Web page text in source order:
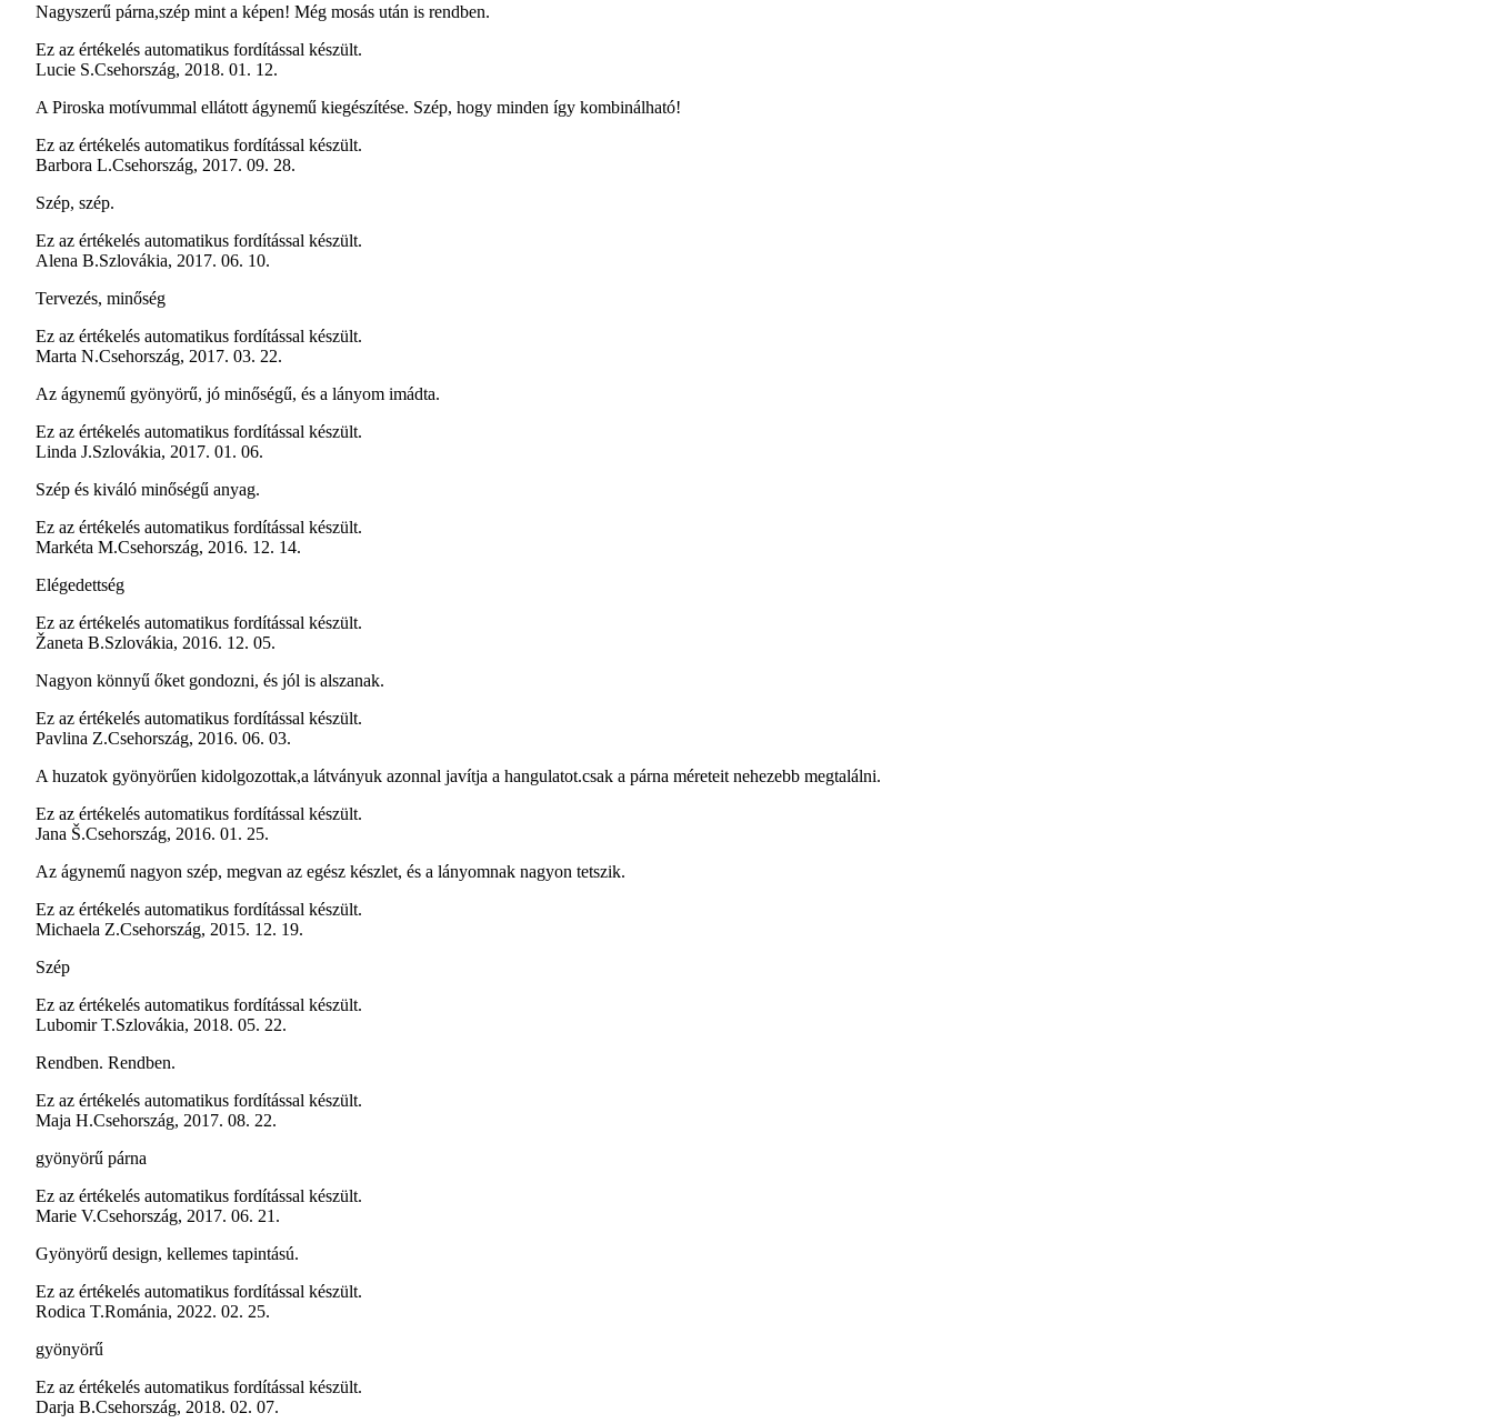
Nagyszerű párna,szép mint a képen! Még mosás után is rendben.
Ez az értékelés automatikus fordítással készült.
Lucie S.Csehország, 2018. 01. 12.
A Piroska motívummal ellátott ágynemű kiegészítése. Szép, hogy minden így kombinálható!
Ez az értékelés automatikus fordítással készült.
Barbora L.Csehország, 2017. 09. 28.
Szép, szép.
Ez az értékelés automatikus fordítással készült.
Alena B.Szlovákia, 2017. 06. 10.
Tervezés, minőség
Ez az értékelés automatikus fordítással készült.
Marta N.Csehország, 2017. 03. 22.
Az ágynemű gyönyörű, jó minőségű, és a lányom imádta.
Ez az értékelés automatikus fordítással készült.
Linda J.Szlovákia, 2017. 01. 06.
Szép és kiváló minőségű anyag.
Ez az értékelés automatikus fordítással készült.
Markéta M.Csehország, 2016. 12. 14.
Elégedettség
Ez az értékelés automatikus fordítással készült.
Žaneta B.Szlovákia, 2016. 12. 05.
Nagyon könnyű őket gondozni, és jól is alszanak.
Ez az értékelés automatikus fordítással készült.
Pavlina Z.Csehország, 2016. 06. 03.
A huzatok gyönyörűen kidolgozottak,a látványuk azonnal javítja a hangulatot.csak a párna méreteit nehezebb megtalálni.
Ez az értékelés automatikus fordítással készült.
Jana Š.Csehország, 2016. 01. 25.
Az ágynemű nagyon szép, megvan az egész készlet, és a lányomnak nagyon tetszik.
Ez az értékelés automatikus fordítással készült.
Michaela Z.Csehország, 2015. 12. 19.
Szép
Ez az értékelés automatikus fordítással készült.
Lubomir T.Szlovákia, 2018. 05. 22.
Rendben. Rendben.
Ez az értékelés automatikus fordítással készült.
Maja H.Csehország, 2017. 08. 22.
gyönyörű párna
Ez az értékelés automatikus fordítással készült.
Marie V.Csehország, 2017. 06. 21.
Gyönyörű design, kellemes tapintású.
Ez az értékelés automatikus fordítással készült.
Rodica T.Románia, 2022. 02. 25.
gyönyörű
Ez az értékelés automatikus fordítással készült.
Darja B.Csehország, 2018. 02. 07.